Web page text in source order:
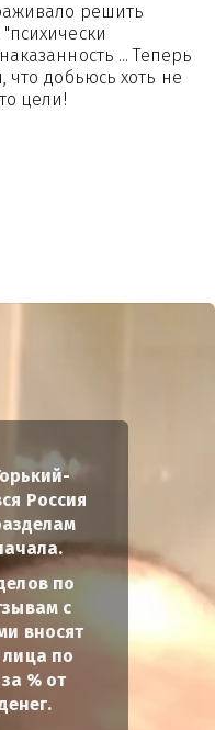
решить
... Теперь
что добьюсь хоть не
цели!
Россия
по
с
вносят
по
% от